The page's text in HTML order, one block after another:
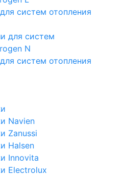
систем отопления
систем отопления
Navien
Zanussi
Halsen
Innovita
Electrolux